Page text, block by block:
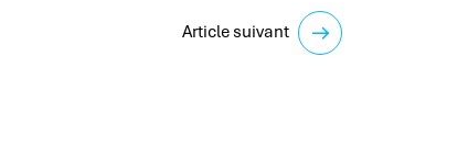
Article suivant